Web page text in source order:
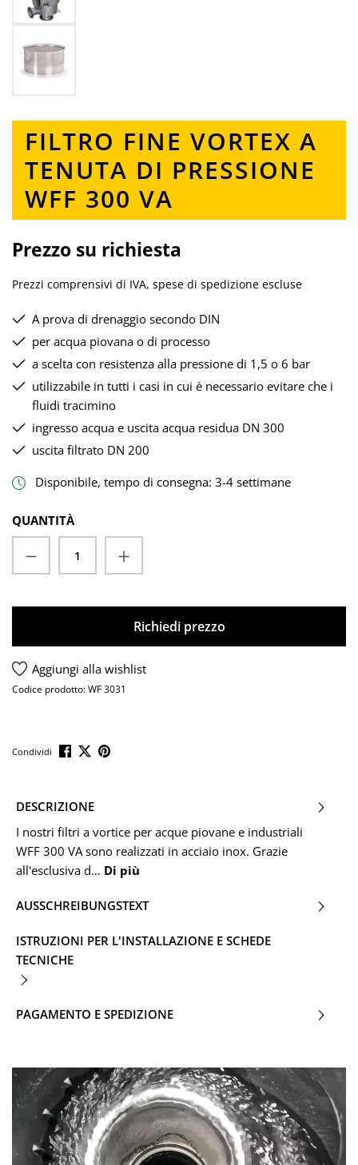
FILTRO FINE VORTEX A
TENUTA DI PRESSIONE
WFF 300 VA
Prezzo su richiesta
Prezzi comprensivi di IVA, spese di spedizione escluse
A prova di drenaggio secondo DIN
per acqua piovana o di processo
a scelta con resistenza alla pressione di 1,5 o 6 bar
utilizzabile in tutti i casi in cui è necessario evitare che i
fluidi tracimino
ingresso acqua e uscita acqua residua DN 300
uscita filtrato DN 200
Disponibile, tempo di consegna: 3-4 settimane
QUANTITÀ
Quantità del prodotto: inserisci la
Richiedi prezzo
Aggiungi alla wishlist
Codice prodotto:WF 3031
Condividi
DESCRIZIONE
I nostri filtri a vortice per acque piovane e industriali
WFF 300 VA sono realizzati in acciaio inox. Grazie
all'esclusiva d… Di più
AUSSCHREIBUNGSTEXT
ISTRUZIONI PER L'INSTALLAZIONE E SCHEDE
TECNICHE
PAGAMENTO E SPEDIZIONE